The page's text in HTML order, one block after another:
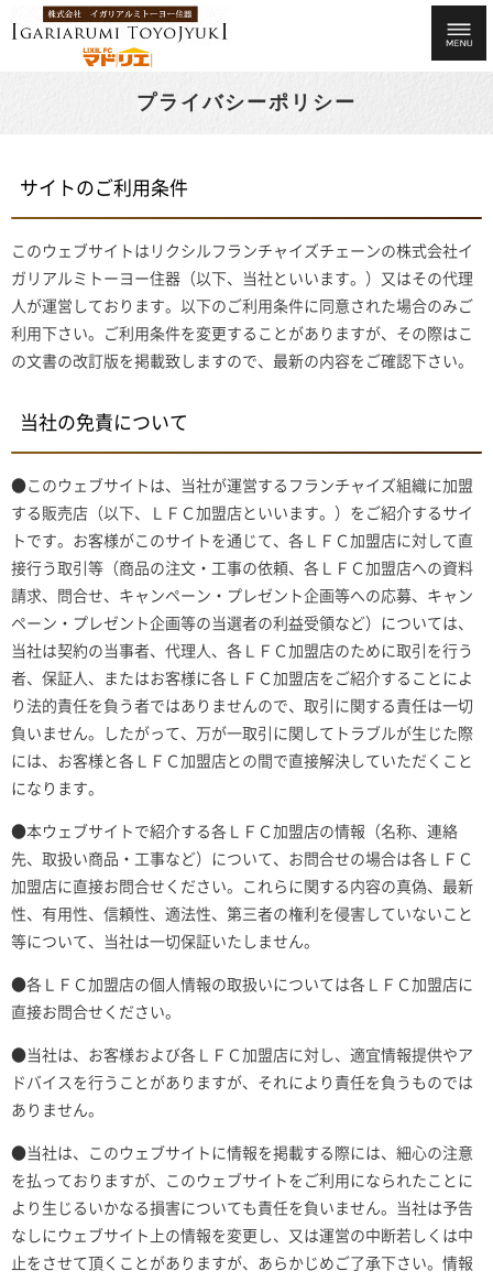
プライバシーポリシー
サイトのご利用条件
このウェブサイトはリクシルフランチャイズチェーンの株式会社イ
ガリアルミトーヨー住器（以下、当社といいます。）又はその代理
人が運営しております。以下のご利用条件に同意された場合のみご
利用下さい。ご利用条件を変更することがありますが、その際はこ
の文書の改訂版を掲載致しますので、最新の内容をご確認下さい。
当社の免責について
●このウェブサイトは、当社が運営するフランチャイズ組織に加盟
する販売店（以下、ＬＦＣ加盟店といいます。）をご紹介するサイ
トです。お客様がこのサイトを通じて、各ＬＦＣ加盟店に対して直
接行う取引等（商品の注文・工事の依頼、各ＬＦＣ加盟店への資料
請求、問合せ、キャンペーン・プレゼント企画等への応募、キャン
ペーン・プレゼント企画等の当選者の利益受領など）については、
当社は契約の当事者、代理人、各ＬＦＣ加盟店のために取引を行う
者、保証人、またはお客様に各ＬＦＣ加盟店をご紹介することによ
り法的責任を負う者ではありませんので、取引に関する責任は一切
負いません。したがって、万が一取引に関してトラブルが生じた際
には、お客様と各ＬＦＣ加盟店との間で直接解決していただくこと
になります。
●本ウェブサイトで紹介する各ＬＦＣ加盟店の情報（名称、連絡
先、取扱い商品・工事など）について、お問合せの場合は各ＬＦＣ
加盟店に直接お問合せください。これらに関する内容の真偽、最新
性、有用性、信頼性、適法性、第三者の権利を侵害していないこと
等について、当社は一切保証いたしません。
●各ＬＦＣ加盟店の個人情報の取扱いについては各ＬＦＣ加盟店に
直接お問合せください。
●当社は、お客様および各ＬＦＣ加盟店に対し、適宜情報提供やア
ドバイスを行うことがありますが、それにより責任を負うものでは
ありません。
●当社は、このウェブサイトに情報を掲載する際には、細心の注意
を払っておりますが、このウェブサイトをご利用になられたことに
より生じるいかなる損害についても責任を負いません。当社は予告
なしにウェブサイト上の情報を変更し、又は運営の中断若しくは中
止をさせて頂くことがありますが、あらかじめご了承下さい。情報